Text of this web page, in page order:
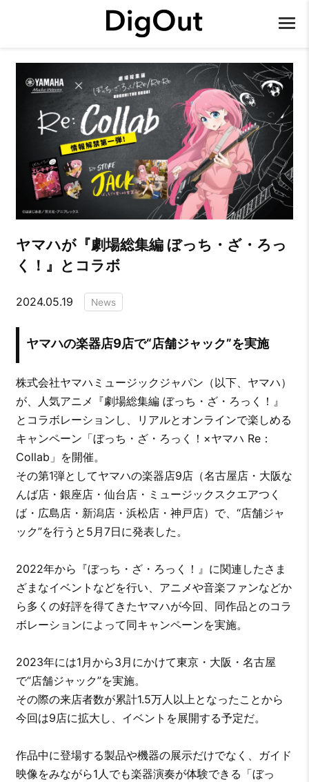
ヤマハが『劇場総集編 ぼっち・ざ・ろっ
く！』とコラボ
2024.05.19 News
ヤマハの楽器店9店で“店舗ジャック”を実施
株式会社ヤマハミュージックジャパン（以下、ヤマハ）
が、人気アニメ『劇場総集編 ぼっち・ざ・ろっく！』
とコラボレーションし、リアルとオンラインで楽しめる
キャンペーン「ぼっち・ざ・ろっく！×ヤマハ Re：
Collab」を開催。
その第1弾としてヤマハの楽器店9店（名古屋店・大阪な
んば店・銀座店・仙台店・ミュージックスクエアつく
ば・広島店・新潟店・浜松店・神戸店）で、“店舗ジャ
ック”を行うと5月7日に発表した。
2022年から『ぼっち・ざ・ろっく！』に関連したさま
ざまなイベントなどを行い、アニメや音楽ファンなどか
ら多くの好評を得てきたヤマハが今回、同作品とのコラ
ボレーションによって同キャンペーンを実施。
2023年には1月から3月にかけて東京・大阪・名古屋
で“店舗ジャック”を実施。
その際の来店者数が累計1.5万人以上となったことから
今回は9店に拡大し、イベントを展開する予定だ。
作品中に登場する製品や機器の展示だけでなく、ガイド
映像をみながら1人でも楽器演奏が体験できる「ぼっ